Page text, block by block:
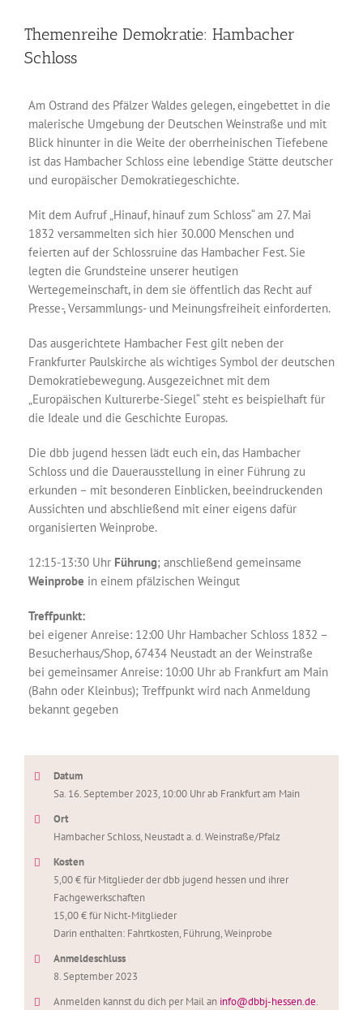
Themenreihe Demokratie: Hambacher
Schloss
Am Ostrand des Pfälzer Waldes gelegen, eingebettet in die
malerische Umgebung der Deutschen Weinstraße und mit
Blick hinunter in die Weite der oberrheinischen Tiefebene
ist das Hambacher Schloss eine lebendige Stätte deutscher
und europäischer Demokratiegeschichte.
Mit dem Aufruf „Hinauf, hinauf zum Schloss“ am 27. Mai
1832 versammelten sich hier 30.000 Menschen und
feierten auf der Schlossruine das Hambacher Fest. Sie
legten die Grundsteine unserer heutigen
Wertegemeinschaft, in dem sie öffentlich das Recht auf
Presse-, Versammlungs- und Meinungsfreiheit einforderten.
Das ausgerichtete Hambacher Fest gilt neben der
Frankfurter Paulskirche als wichtiges Symbol der deutschen
Demokratiebewegung. Ausgezeichnet mit dem
„Europäischen Kulturerbe-Siegel“ steht es beispielhaft für
die Ideale und die Geschichte Europas.
Die dbb jugend hessen lädt euch ein, das Hambacher
Schloss und die Dauerausstellung in einer Führung zu
erkunden – mit besonderen Einblicken, beeindruckenden
Aussichten und abschließend mit einer eigens dafür
organisierten Weinprobe.
12:15-13:30 Uhr Führung; anschließend gemeinsame
Weinprobe in einem pfälzischen Weingut
Treffpunkt:
bei eigener Anreise: 12:00 Uhr Hambacher Schloss 1832 –
Besucherhaus/Shop, 67434 Neustadt an der Weinstraße
bei gemeinsamer Anreise: 10:00 Uhr ab Frankfurt am Main
(Bahn oder Kleinbus); Treffpunkt wird nach Anmeldung
bekannt gegeben
Datum
Sa. 16. September 2023, 10:00 Uhr ab Frankfurt am Main
Ort
Hambacher Schloss, Neustadt a. d. Weinstraße/Pfalz
Kosten
5,00 € für Mitglieder der dbb jugend hessen und ihrer
Fachgewerkschaften
15,00 € für Nicht-Mitglieder
Darin enthalten: Fahrtkosten, Führung, Weinprobe
Anmeldeschluss
8. September 2023
Anmelden kannst du dich per Mail an info@dbbj-hessen.de.